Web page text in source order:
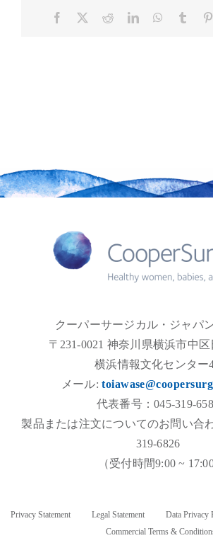
Facebook RedditLinkedInWhatsApp
クーパーサージカル・ジャパ
〒231-0021 神奈川県横浜市中区
横浜情報文化センター
メール:
代表番号：045-319-
製品または注文についてのお問い合
319-6826
（受付時間9:00 ~
Privacy Statement Legal Statement Data Privacy
Commercial Terms &